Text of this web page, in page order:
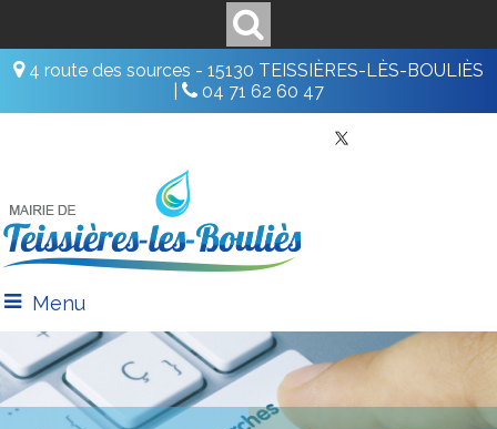
4 route des sources - 15130 TEISSIÈRES-LÈS-BOULIÈS
04 71 62 60 47
Menu